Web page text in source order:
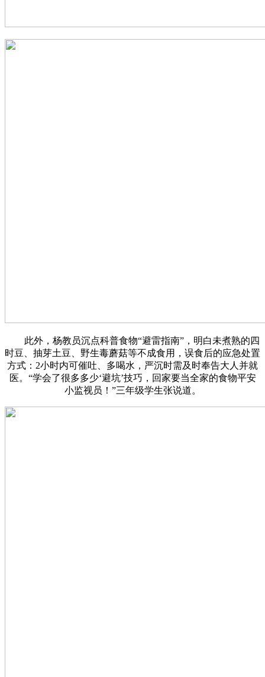
此外，杨教员沉点科普食物“避雷指南”，明白未煮熟的四
时豆、抽芽土豆、野生毒蘑菇等不成食用，误食后的应急处置
方式：2小时内可催吐、多喝水，严沉时需及时奉告大人并就
医。“学会了很多多少‘避坑’技巧，回家要当全家的食物平安
小监视员！”三年级学生张说道。